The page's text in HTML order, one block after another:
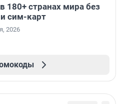
180+ странах мира без
сим-карт
2026